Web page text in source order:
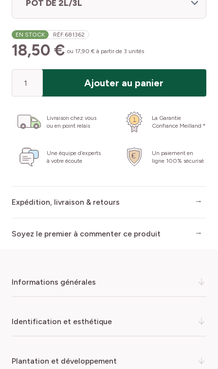
POT DE 2L/3L
EN STOCK RÉF.681362
18,50 € ou 17,90 € à partir de 3 unités
Ajouter au panier
Livraison chez vous
ou en point relais
La Garantie
Confiance Meilland *
Une équipe d’experts
à votre écoute
Un paiement en
ligne 100% sécurisé
Expédition, livraison & retours
Soyez le premier à commenter ce produit
informations générales
LaClématite Etoile Violetteest une plante grimpante
raffinée au jardin. Sa croissance rapide et son port souple
identification et esthétique
COULEUR DE LA FLEUR
plantation et développement